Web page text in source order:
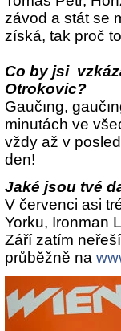
závod a stát se
získá, tak proč
Co by jsi
Otrokovic?
Gaučıng,
minutách ve
vždy až v
den!
Jaké jsou tvé
V červenci asi
Yorku, Ironman
Září zatím
průběžně na